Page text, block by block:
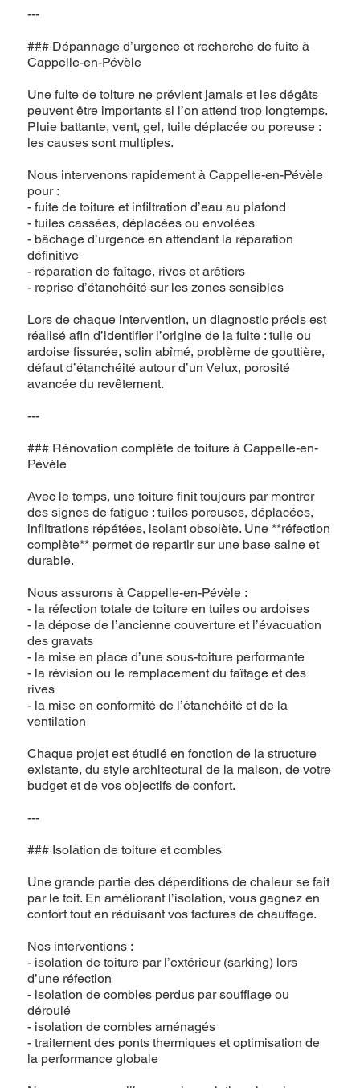
---
### Dépannage d’urgence et recherche de fuite à
Cappelle-en-Pévèle
Une fuite de toiture ne prévient jamais et les dégâts
peuvent être importants si l’on attend trop longtemps.
Pluie battante, vent, gel, tuile déplacée ou poreuse :
les causes sont multiples.
Nous intervenons rapidement à Cappelle-en-Pévèle
pour :
- fuite de toiture et infiltration d’eau au plafond
- tuiles cassées, déplacées ou envolées
- bâchage d’urgence en attendant la réparation
définitive
- réparation de faîtage, rives et arêtiers
- reprise d’étanchéité sur les zones sensibles
Lors de chaque intervention, un diagnostic précis est
réalisé afin d’identifier l’origine de la fuite : tuile ou
ardoise fissurée, solin abîmé, problème de gouttière,
défaut d’étanchéité autour d’un Velux, porosité
avancée du revêtement.
---
### Rénovation complète de toiture à Cappelle-en-
Pévèle
Avec le temps, une toiture finit toujours par montrer
des signes de fatigue : tuiles poreuses, déplacées,
infiltrations répétées, isolant obsolète. Une **réfection
complète** permet de repartir sur une base saine et
durable.
Nous assurons à Cappelle-en-Pévèle :
- la réfection totale de toiture en tuiles ou ardoises
- la dépose de l’ancienne couverture et l’évacuation
des gravats
- la mise en place d’une sous-toiture performante
- la révision ou le remplacement du faîtage et des
rives
- la mise en conformité de l’étanchéité et de la
ventilation
Chaque projet est étudié en fonction de la structure
existante, du style architectural de la maison, de votre
budget et de vos objectifs de confort.
---
### Isolation de toiture et combles
Une grande partie des déperditions de chaleur se fait
par le toit. En améliorant l’isolation, vous gagnez en
confort tout en réduisant vos factures de chauffage.
Nos interventions :
- isolation de toiture par l’extérieur (sarking) lors
d’une réfection
- isolation de combles perdus par soufflage ou
déroulé
- isolation de combles aménagés
- traitement des ponts thermiques et optimisation de
la performance globale